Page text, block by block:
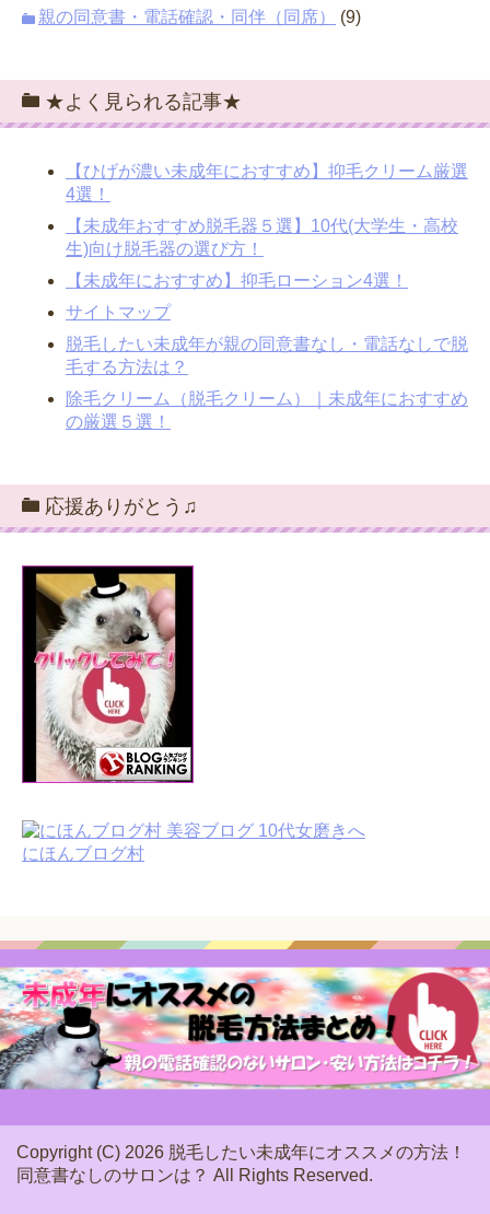
親の同意書・電話確認・同伴（同席） (9)
★よく見られる記事★
【ひげが濃い未成年におすすめ】抑毛クリーム厳選
4選！
【未成年おすすめ脱毛器５選】10代(大学生・高校
生)向け脱毛器の選び方！
【未成年におすすめ】抑毛ローション4選！
サイトマップ
脱毛したい未成年が親の同意書なし・電話なしで脱
毛する方法は？
除毛クリーム（脱毛クリーム）｜未成年におすすめ
の厳選５選！
応援ありがとう♫
にほんブログ村
Copyright (C) 2026 脱毛したい未成年にオススメの方法！
同意書なしのサロンは？ All Rights Reserved.